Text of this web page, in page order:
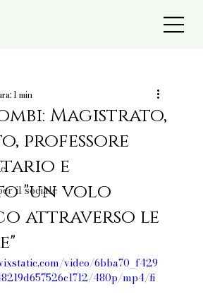
il sociale
Magistrato,
professore
e
"un volo
attraverso le
1 min
video/6bba70_f429
480p/mp4/fi